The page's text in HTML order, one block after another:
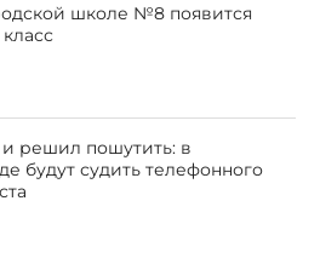
школе №8 появится
решил пошутить: в
будут судить телефонного